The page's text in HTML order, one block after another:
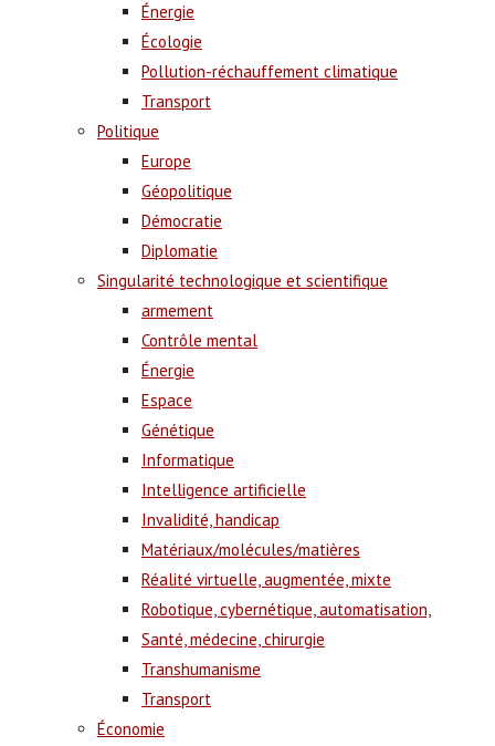
Énergie
Écologie
Pollution-réchauffement climatique
Transport
Politique
Europe
Géopolitique
Démocratie
Diplomatie
Singularité technologique et scientifique
armement
Contrôle mental
Énergie
Espace
Génétique
Informatique
Intelligence artificielle
Invalidité, handicap
Matériaux/molécules/matières
Réalité virtuelle, augmentée, mixte
Robotique, cybernétique, automatisation,
Santé, médecine, chirurgie
Transhumanisme
Transport
Économie